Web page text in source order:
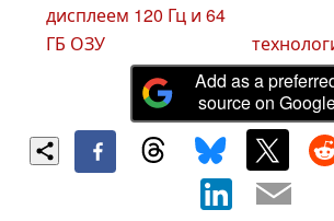
дисплеем 120 Гц и 64
ГБ ОЗУ
Add as a
source on